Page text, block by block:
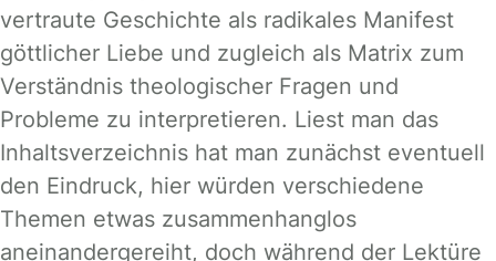
vertraute Geschichte als radikales Manifest
göttlicher Liebe und zugleich als Matrix zum
Verständnis theologischer Fragen und
Probleme zu interpretieren. Liest man das
Inhaltsverzeichnis hat man zunächst eventuell
den Eindruck, hier würden verschiedene
Themen etwas zusammenhanglos
aneinandergereiht, doch während der Lektüre